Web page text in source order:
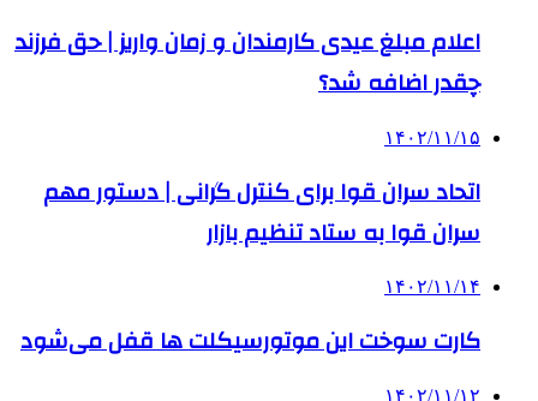
اعلام مبلغ عیدی کارمندان و زمان واریز | حق فرزند
چقدر اضافه شد؟
۱۴۰۲/۱۱/۱۵
اتحاد سران قوا برای کنترل گرانی | دستور مهم
سران قوا به ستاد تنظیم بازار
۱۴۰۲/۱۱/۱۴
کارت سوخت این موتورسیکلت ها قفل می‌شود
۱۴۰۲/۱۱/۱۲